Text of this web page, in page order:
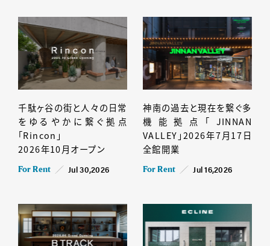
千駄ヶ谷の街と人々の日常
をゆるやかに繋ぐ拠点
「Rincon」
2026年10月オープン
For Rent Jul 30,2026
神南の過去と現在を繋ぐ多
機能拠点「JINNAN
VALLEY」2026年7月17日
全館開業
For Rent Jul 16,2026